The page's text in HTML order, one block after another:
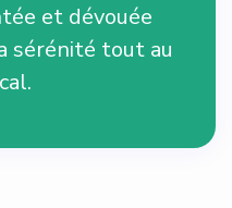
et dévouée
sérénité tout au